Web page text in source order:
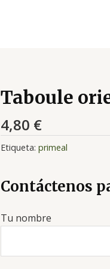
Taboule
4,80 €
Etiqueta: primeal
Contáctenos
Tu nombre